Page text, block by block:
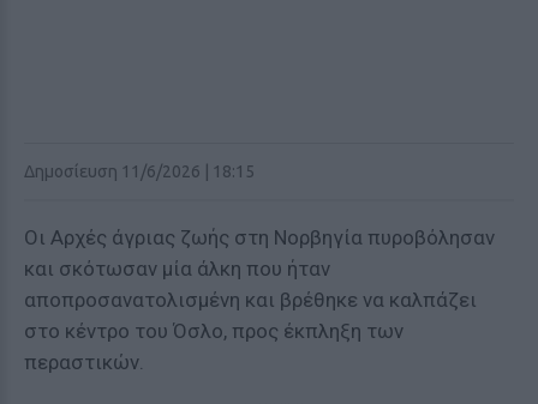
Δημοσίευση 11/6/2026 | 18:15
Οι Αρχές άγριας ζωής στη Νορβηγία πυροβόλησαν
και σκότωσαν μία άλκη που ήταν
αποπροσανατολισμένη και βρέθηκε να καλπάζει
στο κέντρο του Όσλο, προς έκπληξη των
περαστικών.